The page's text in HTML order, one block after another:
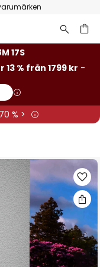
16S
% från 1799 kr -
% >